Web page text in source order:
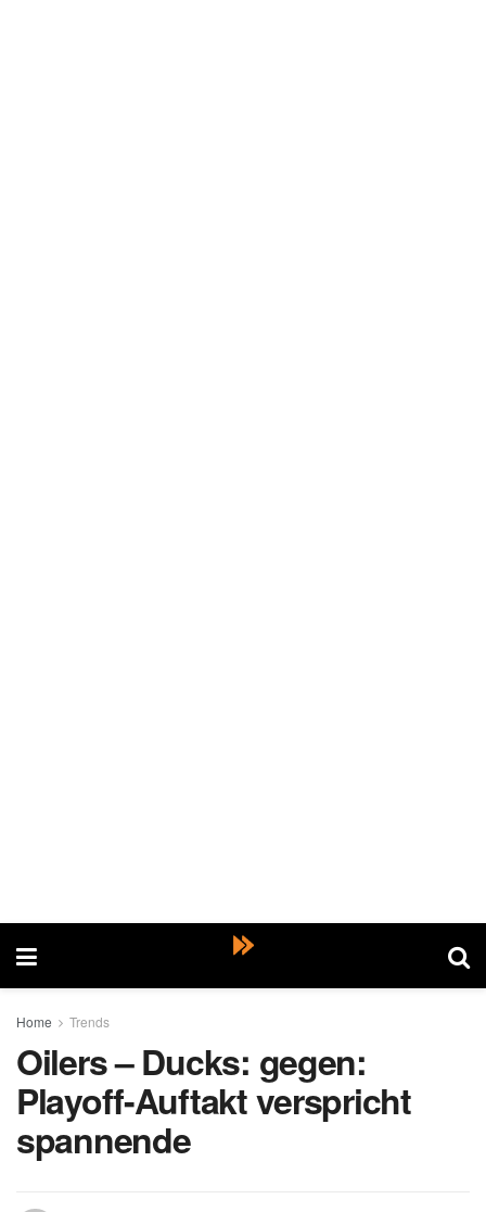
Home Trends
Oilers – Ducks: gegen:
Playoff-Auftakt verspricht
spannende